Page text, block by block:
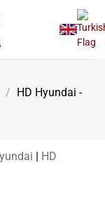
/ HD Hyundai -
| HD